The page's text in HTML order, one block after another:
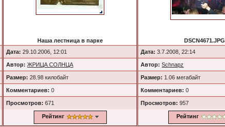
Наша лестница в парке
Дата: 29.10.2006, 12:01
Автор: ЖРИЦА СОЛНЦА
Размер: 28.98 килобайт
Комментариев: 0
Просмотров:671
Рейтинг
DSCN4671.JPG
Дата: 3.7.2008, 22:14
Автор: Schnapz
Размер: 1.06 мегабайт
Комментариев: 0
Просмотров:957
Рейтинг